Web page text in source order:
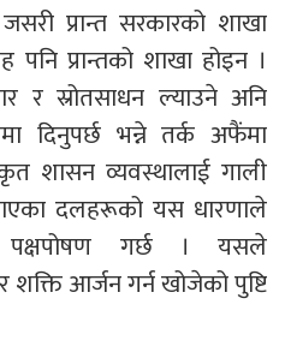
प्रान्त सरकारको शाखा
पनि प्रान्तको शाखा होइन ।
र स्रोतसाधन ल्याउने अनि
दिनुपर्छ भन्ने तर्क अफैंमा
शासन व्यवस्थालाई गाली
दलहरूको यस धारणाले
पक्षपोषण गर्छ । यसले
आर्जन गर्न खोजेको पुष्टि